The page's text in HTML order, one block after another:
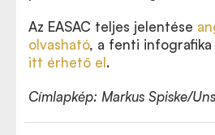
Az EASAC teljes jelentése
olvasható, a fenti infografika
itt érhető el.
Címlapkép: Markus Spiske/